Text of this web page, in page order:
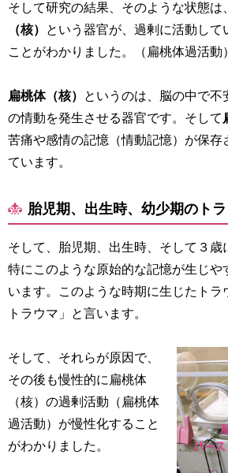
そして研究の結果、そのような状態は
（核）
という器官が、過剰に活動して
ことがわかりました。（扁桃体過活動）
扁桃体（核）
というのは、脳の中で不
の情動を発生させる器官です。そして
苦痛や感情の記憶（情動記憶）が保存
ています。
胎児期、出生時、幼少期のト
そして、胎児期、出生時、そして３歳
特にこのような原始的な記憶が生じや
います。このような時期に生じたトラ
トラウマ」と言います。
そして、それらが原因で、
その後も慢性的に扁桃体
（核）の過剰活動（扁桃体
過活動）が慢性化すること
がわかりました。